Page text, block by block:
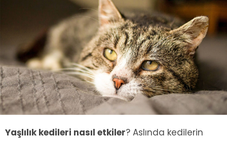
Yaşlılık kedileri nasıl etkiler? Aslında kedilerin